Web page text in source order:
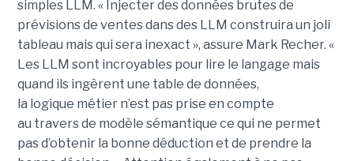
simples LLM. « Injecterdes données brutes de
prévisions de ventes dans des LLM construira un joli
tableau mais qui sera inexact », assure Mark Recher. «
Les LLM sont incroyables pour lire le langage mais
quand ils ingèrent une table de données,
la logique métier n’est pas prise en compte
au travers de modèle sémantique ce qui ne permet
pas d’obtenir la bonne déduction et de prendre la